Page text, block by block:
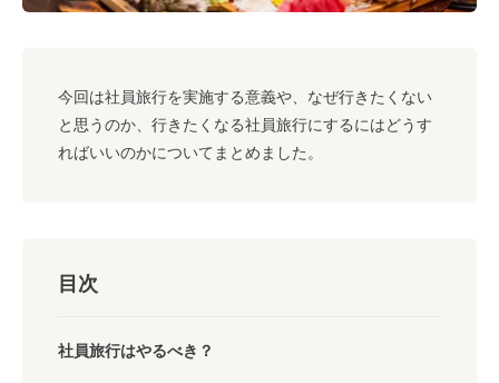
今回は社員旅行を実施する意義や、なぜ行きたくない
と思うのか、行きたくなる社員旅行にするにはどうす
ればいいのかについてまとめました。
目次
社員旅行はやるべき？